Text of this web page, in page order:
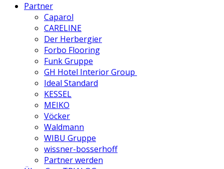
Partner
Caparol
CARELINE
Der Herbergier
Forbo Flooring
Funk Gruppe
GH Hotel Interior Group
Ideal Standard
KESSEL
MEIKO
Vöcker
Waldmann
WIBU Gruppe
wissner-bosserhoff
Partner werden